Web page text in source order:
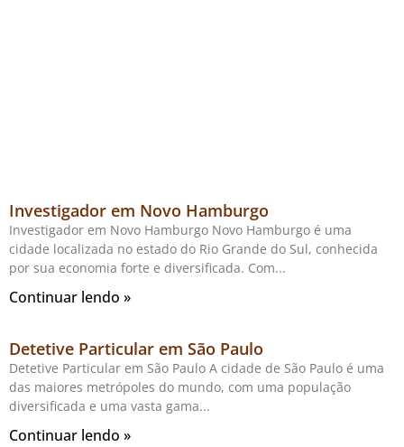
Investigador em Novo Hamburgo
Investigador em Novo Hamburgo Novo Hamburgo é uma
cidade localizada no estado do Rio Grande do Sul, conhecida
por sua economia forte e diversificada. Com
Continuar lendo »
Detetive Particular em São Paulo
Detetive Particular em São Paulo A cidade de São Paulo é uma
das maiores metrópoles do mundo, com uma população
diversificada e uma vasta gama
Continuar lendo »